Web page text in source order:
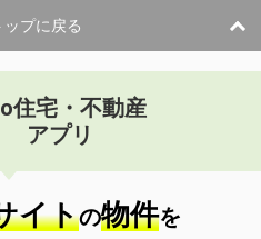
プに戻る
住宅・不動産
アプリ
イトの物件を